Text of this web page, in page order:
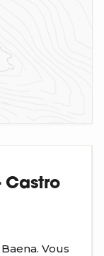
Castro
Vous